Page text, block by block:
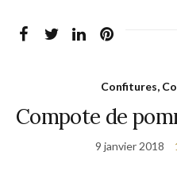
Confitures,
Compote de
9 janvier 2018